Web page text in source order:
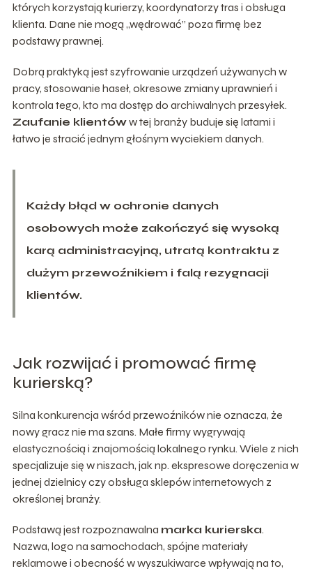
których korzystają kurierzy, koordynatorzy tras i obsługa
klienta. Dane nie mogą „wędrować” poza firmę bez
podstawy prawnej.
Dobrą praktyką jest szyfrowanie urządzeń używanych w
pracy, stosowanie haseł, okresowe zmiany uprawnień i
kontrola tego, kto ma dostęp do archiwalnych przesyłek.
Zaufanie klientóww tej branży buduje się latami i
łatwo je stracić jednym głośnym wyciekiem danych.
Każdy błąd w ochronie danych
osobowych może zakończyć się wysoką
karą administracyjną, utratą kontraktu z
dużym przewoźnikiem i falą rezygnacji
klientów.
Jak rozwijać i promować firmę
kurierską?
Silna konkurencja wśród przewoźników nie oznacza, że
nowy gracz nie ma szans. Małe firmy wygrywają
elastycznością i znajomością lokalnego rynku. Wiele z nich
specjalizuje się w niszach, jak np. ekspresowe doręczenia w
jednej dzielnicy czy obsługa sklepów internetowych z
określonej branży.
Podstawą jest rozpoznawalna marka kurierska.
Nazwa, logo na samochodach, spójne materiały
reklamowe i obecność w wyszukiwarce wpływają na to,